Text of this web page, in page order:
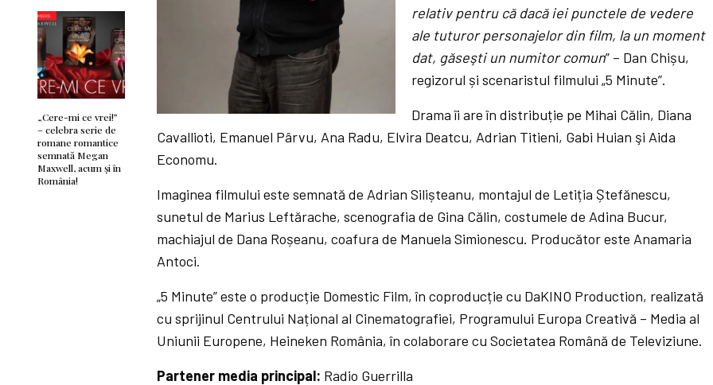
„Cere-mi ce vrei!”
– celebra serie de
romane romantice
semnată Megan
Maxwell, acum şi în
România!
relativ pentru că dacă iei punctele de vedere
ale tuturor personajelor din film, la un moment
dat, găseşti un numitor comun” – Dan Chișu,
regizorul și scenaristul filmului „5 Minute”.
Drama îi are în distribuție pe Mihai Călin, Diana
Cavallioti, Emanuel Pârvu, Ana Radu, Elvira Deatcu, Adrian Titieni, Gabi Huian şi Aida
Economu.
Imaginea filmului este semnată de Adrian Silișteanu, montajul de Letiția Ștefănescu,
sunetul de Marius Leftărache, scenografia de Gina Călin, costumele de Adina Bucur,
machiajul de Dana Roșeanu, coafura de Manuela Simionescu. Producător este Anamaria
Antoci.
„5 Minute” este o producție Domestic Film, în coproducție cu DaKINO Production, realizată
cu sprijinul Centrului Național al Cinematografiei, Programului Europa Creativă – Media al
Uniunii Europene, Heineken România, în colaborare cu Societatea Română de Televiziune.
Partener media principal: Radio Guerrilla